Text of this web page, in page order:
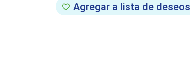
Agregar a lista de deseos